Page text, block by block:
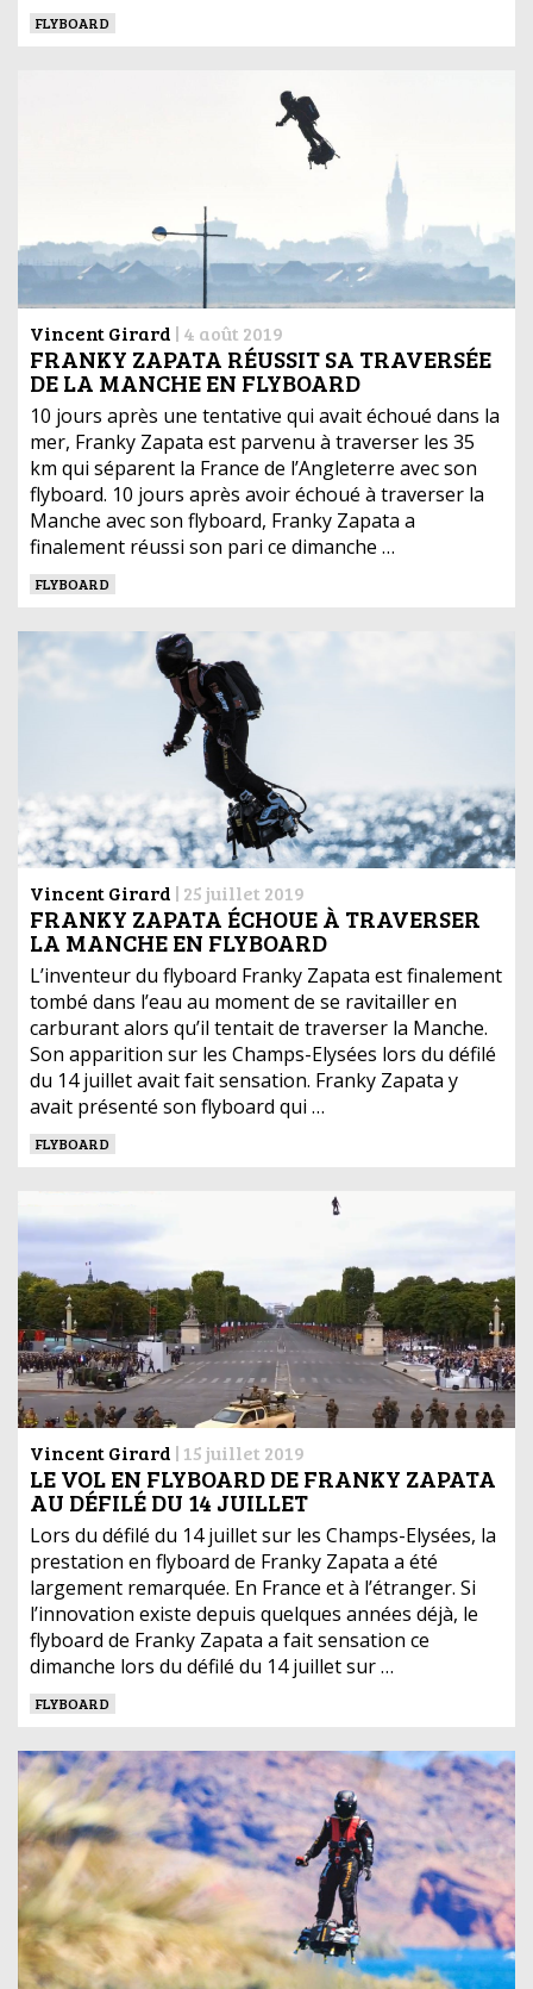
FLYBOARD
Vincent Girard | 4 août 2019
FRANKY ZAPATA RÉUSSIT SA TRAVERSÉE
DE LA MANCHE EN FLYBOARD
10 jours après une tentative qui avait échoué dans la
mer, Franky Zapata est parvenu à traverser les 35
km qui séparent la France de l’Angleterre avec son
flyboard. 10 jours après avoir échoué à traverser la
Manche avec son flyboard, Franky Zapata a
finalement réussi son pari ce dimanche …
FLYBOARD
Vincent Girard | 25 juillet 2019
FRANKY ZAPATA ÉCHOUE À TRAVERSER
LA MANCHE EN FLYBOARD
L’inventeur du flyboard Franky Zapata est finalement
tombé dans l’eau au moment de se ravitailler en
carburant alors qu’il tentait de traverser la Manche.
Son apparition sur les Champs-Elysées lors du défilé
du 14 juillet avait fait sensation. Franky Zapata y
avait présenté son flyboard qui …
FLYBOARD
Vincent Girard | 15 juillet 2019
LE VOL EN FLYBOARD DE FRANKY ZAPATA
AU DÉFILÉ DU 14 JUILLET
Lors du défilé du 14 juillet sur les Champs-Elysées, la
prestation en flyboard de Franky Zapata a été
largement remarquée. En France et à l’étranger. Si
l’innovation existe depuis quelques années déjà, le
flyboard de Franky Zapata a fait sensation ce
dimanche lors du défilé du 14 juillet sur …
FLYBOARD